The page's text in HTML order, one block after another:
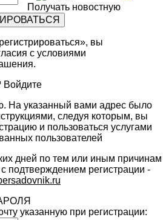
Получать новостную
вы
с условиями
.
Войдите
На указанный вами адрес было
следуя которым, вы
и пользоваться услугами
пользователей
дней по тем или иным причинам
подтверждением регистрации -
указанную при регистрации: